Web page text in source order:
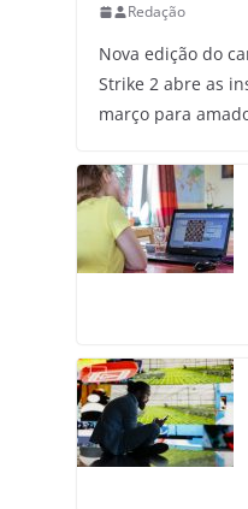
Redação
Nova edição do
Strike 2 abre as
março para